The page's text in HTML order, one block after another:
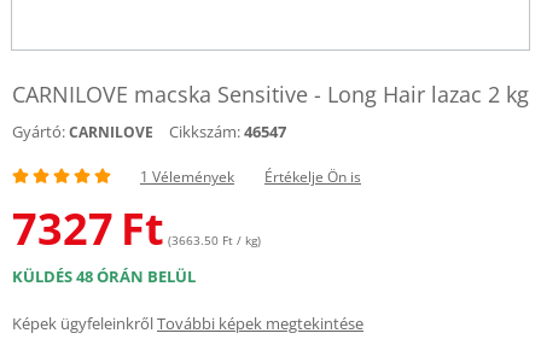
CARNILOVE macska Sensitive - Long Hair lazac 2 kg
Gyártó:CARNILOVE Cikkszám:46547
1 Vélemények Értékelje Ön is
7327 Ft (3663.50 Ft / kg)
KÜLDÉS 48 ÓRÁN BELÜL
Képek ügyfeleinkrőlTovábbi képek megtekintése